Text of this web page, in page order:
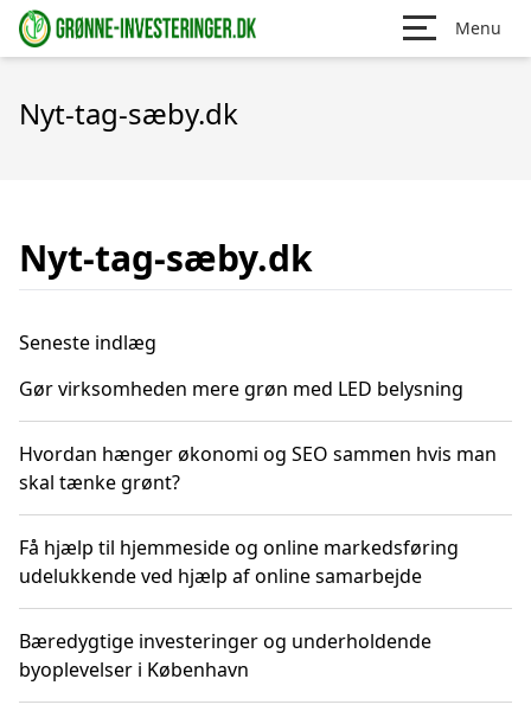
Menu
Nyt-tag-sæby.dk
Nyt-tag-sæby.dk
Seneste indlæg
Gør virksomheden mere grøn med LED belysning
Hvordan hænger økonomi og SEO sammen hvis man
skal tænke grønt?
Få hjælp til hjemmeside og online markedsføring
udelukkende ved hjælp af online samarbejde
Bæredygtige investeringer og underholdende
byoplevelser i København